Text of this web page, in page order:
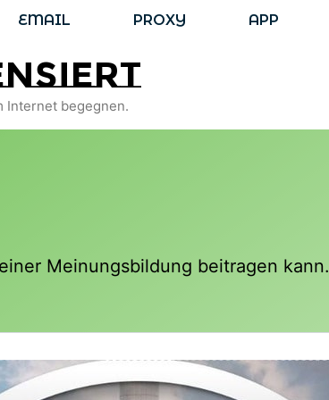
EMAIL PROXY APP
Internet begegnen.
Meinungsbildung beitragen kann.